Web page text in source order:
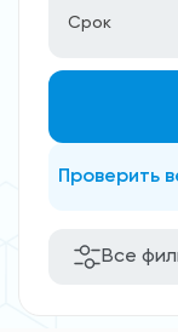
Срок
Проверить
Все